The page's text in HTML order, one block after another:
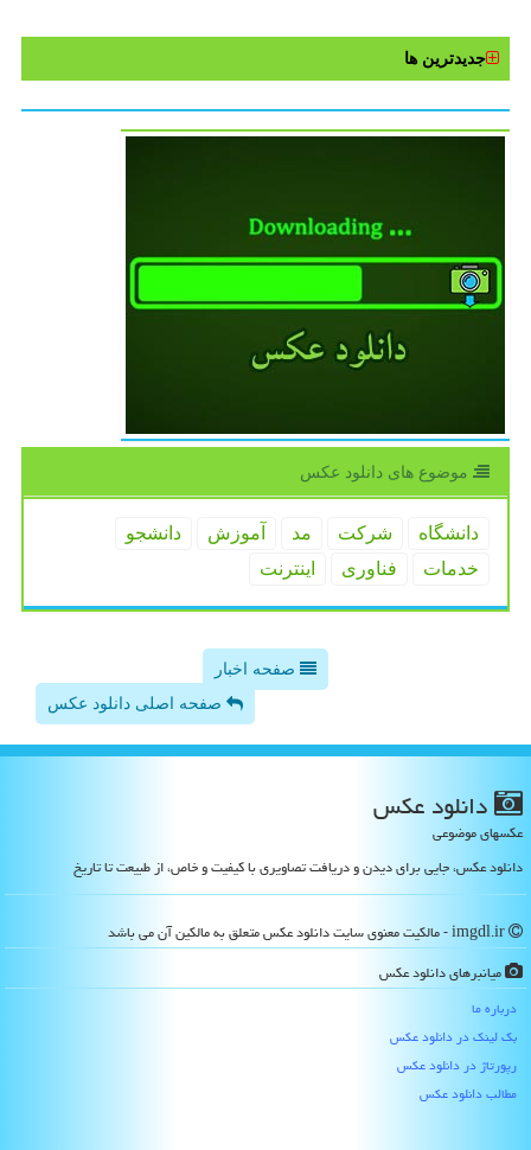
جدیدترین ها
موضوع های دانلود عكس
دانشگاه شركت مد آموزش
دانشجو
خدمات
فناوری اینترنت
صفحه اخبار
صفحه اصلی دانلود عکس
دانلود عكس
عکسهای موضوعی
دانلود عکس، جایی برای دیدن و دریافت تصاویری با کیفیت و خاص، از طبیعت تا تاریخ
میانبرهای دانلود عكس
درباره ما
بک لینک در دانلود عكس
رپورتاژ در دانلود عكس
مطالب دانلود عكس